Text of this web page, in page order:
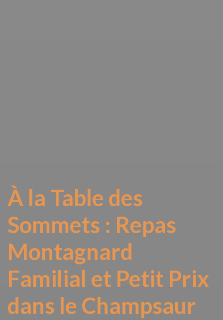
À la Table des
Sommets : Repas
Montagnard
Familial et Petit Prix
dans le Champsaur